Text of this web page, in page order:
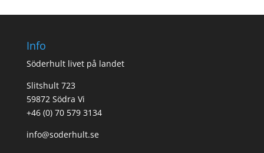
Info
Söderhult livet på landet
Slitshult 723
59872 Södra Vi
+46 (0) 70 579 3134
info@soderhult.se